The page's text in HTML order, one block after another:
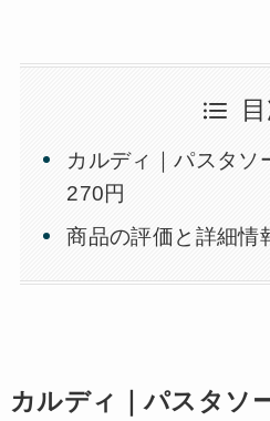
カルディ｜パスタソ
270円
商品の評価と詳細情
カルディ｜パスタソ